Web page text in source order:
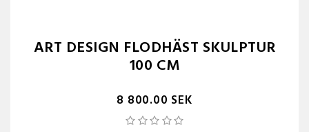
ART DESIGN FLODHÄST SKULPTUR
100 CM
8 800.00 SEK